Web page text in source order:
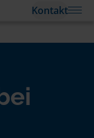
Kontakt